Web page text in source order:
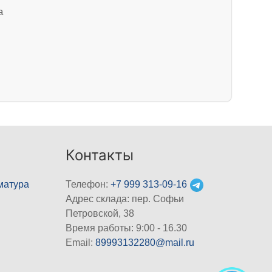
Контакты
Телефон:+7 999 313-09-16
Адрес склада: пер. Софьи
Петровской, 38
Время работы: 9:00 - 16.30
Email:89993132280@mail.ru